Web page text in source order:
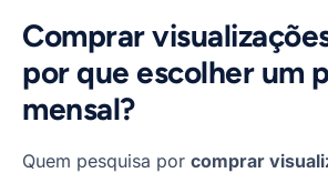
Comprar
por que escolher um
mensal?
Quem pesquisa por comprar